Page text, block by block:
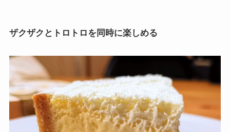
ザクザクとトロトロを同時に楽しめる